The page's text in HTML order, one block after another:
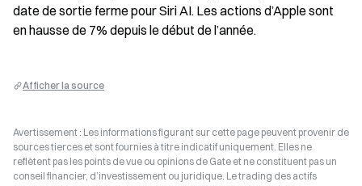
date de sortie ferme pour Siri AI. Les actions d’Apple sont
en hausse de 7% depuis le début de l’année.
Afficher la source
Avertissement : Les informations figurant sur cette page peuvent provenir de
sources tierces et sont fournies à titre indicatif uniquement. Elles ne
reflètent pas les points de vue ou opinions de Gate et ne constituent pas un
conseil financier, d’investissement ou juridique. Le trading des actifs